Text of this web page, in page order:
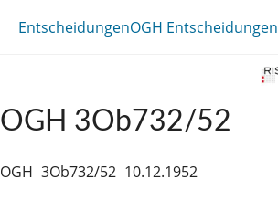
EntscheidungenOGH Entscheidungen
OGH 3Ob732/52
OGH 3Ob732/52 10.12.1952